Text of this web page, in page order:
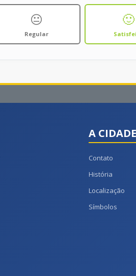
😐
Regular
🙂
A CIDADE
Contato
História
Localização
Símbolos